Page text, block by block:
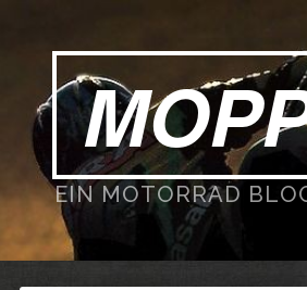
EIN MOTORRAD